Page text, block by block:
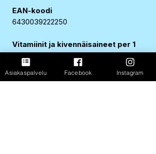
EAN-koodi
6430039222250
Vitamiinit ja kivennäisaineet per 1
kpl
A-vitamiini
151 µg (19 %*)
D-vitamiini
100 µg (2 000 %*)
Asiakaspalvelu Facebook Instagram